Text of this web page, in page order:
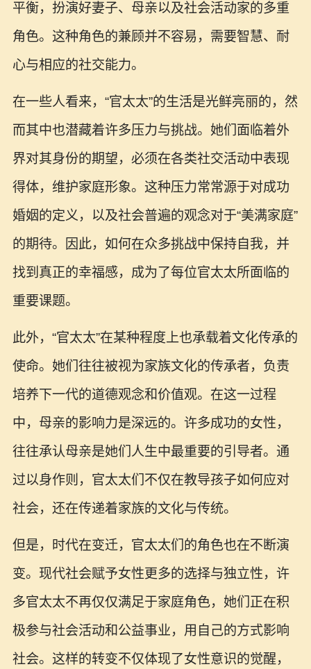
平衡，扮演好妻子、母亲以及社会活动家的多重
角色。这种角色的兼顾并不容易，需要智慧、耐
心与相应的社交能力。
在一些人看来，“官太太”的生活是光鲜亮丽的，然
而其中也潜藏着许多压力与挑战。她们面临着外
界对其身份的期望，必须在各类社交活动中表现
得体，维护家庭形象。这种压力常常源于对成功
婚姻的定义，以及社会普遍的观念对于“美满家庭”
的期待。因此，如何在众多挑战中保持自我，并
找到真正的幸福感，成为了每位官太太所面临的
重要课题。
此外，“官太太”在某种程度上也承载着文化传承的
使命。她们往往被视为家族文化的传承者，负责
培养下一代的道德观念和价值观。在这一过程
中，母亲的影响力是深远的。许多成功的女性，
往往承认母亲是她们人生中最重要的引导者。通
过以身作则，官太太们不仅在教导孩子如何应对
社会，还在传递着家族的文化与传统。
但是，时代在变迁，官太太们的角色也在不断演
变。现代社会赋予女性更多的选择与独立性，许
多官太太不再仅仅满足于家庭角色，她们正在积
极参与社会活动和公益事业，用自己的方式影响
社会。这样的转变不仅体现了女性意识的觉醒，